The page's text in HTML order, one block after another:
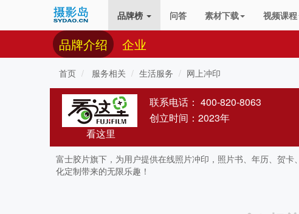
品牌榜 问答 素材下载 视频课程
品牌介绍 企业
首页 服务相关 生活服务 网上冲印
看这里
联系电话： 400-820-8063
创立时间：2023年
富士胶片旗下，为用户提供在线照片冲印，照片书、年历、贺
化定制带来的无限乐趣！